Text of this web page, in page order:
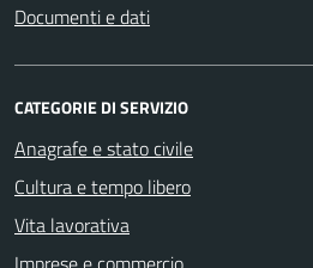
Documenti e dati
CATEGORIE DI SERVIZIO
Anagrafe e stato civile
Cultura e tempo libero
Vita lavorativa